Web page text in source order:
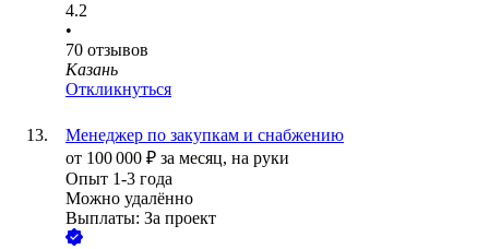
4.2
•
70 отзывов
Казань
Откликнуться
Менеджер по закупкам и снабжению
от 100 000 ₽ за месяц, на руки
Опыт 1-3 года
Можно удалённо
Выплаты: За проект